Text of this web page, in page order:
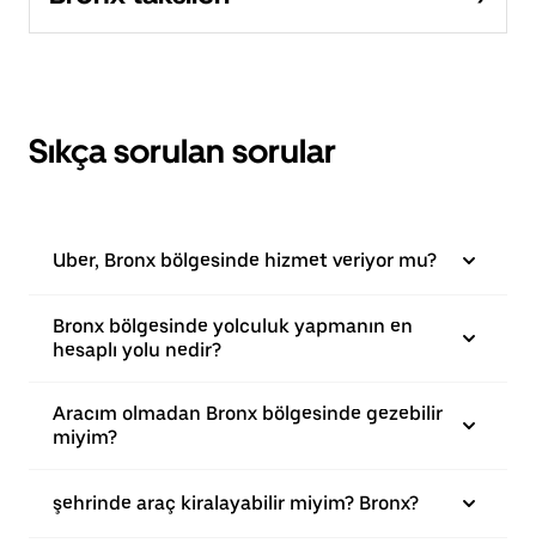
Sıkça sorulan sorular
Uber, Bronx bölgesinde hizmet veriyor mu?
Bronx bölgesinde yolculuk yapmanın en
hesaplı yolu nedir?
Aracım olmadan Bronx bölgesinde gezebilir
miyim?
şehrinde araç kiralayabilir miyim? Bronx?